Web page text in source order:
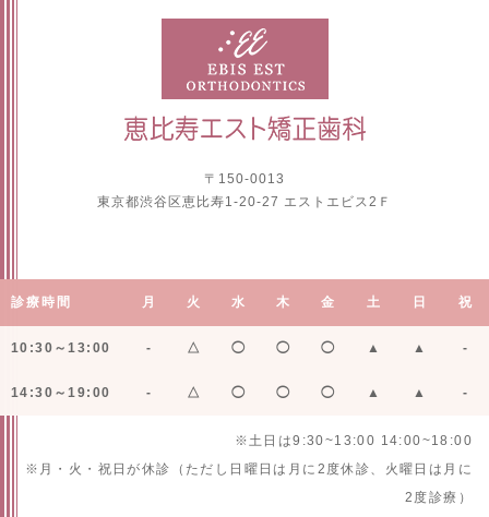
〒150-0013
東京都渋谷区恵比寿1-20-27 エストエビス2Ｆ
診療時間 月 火 水 木 金 土 日 祝
10:30～13:00 - △ ◯ ◯ ◯ ▲ ▲ -
14:30～19:00 - △ ◯ ◯ ◯ ▲ ▲ -
※土日は9:30~13:00 14:00~18:00
※月・火・祝日が休診（ただし日曜日は月に2度休診、火曜日は月に
2度診療）